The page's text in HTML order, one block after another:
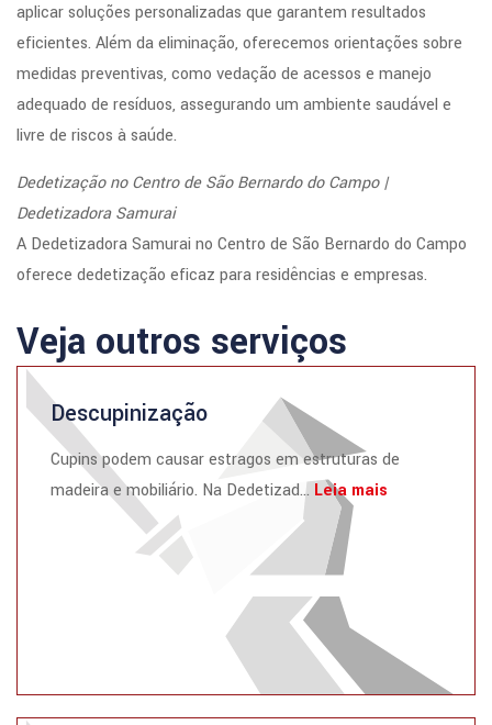
aplicar soluções personalizadas que garantem resultados
eficientes. Além da eliminação, oferecemos orientações sobre
medidas preventivas, como vedação de acessos e manejo
adequado de resíduos, assegurando um ambiente saudável e
livre de riscos à saúde.
Dedetização no Centro de São Bernardo do Campo |
Dedetizadora Samurai
A Dedetizadora Samurai no Centro de São Bernardo do Campo
oferece dedetização eficaz para residências e empresas.
Veja outros serviços
Descupinização
Cupins podem causar estragos em estruturas de
madeira e mobiliário. Na Dedetizad... Leia mais